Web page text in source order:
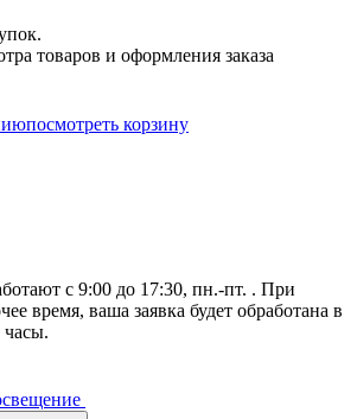
товаров и оформления заказа
посмотреть корзину
с 9:00 до 17:30, пн.-пт. . При
время, ваша заявка будет обработана в